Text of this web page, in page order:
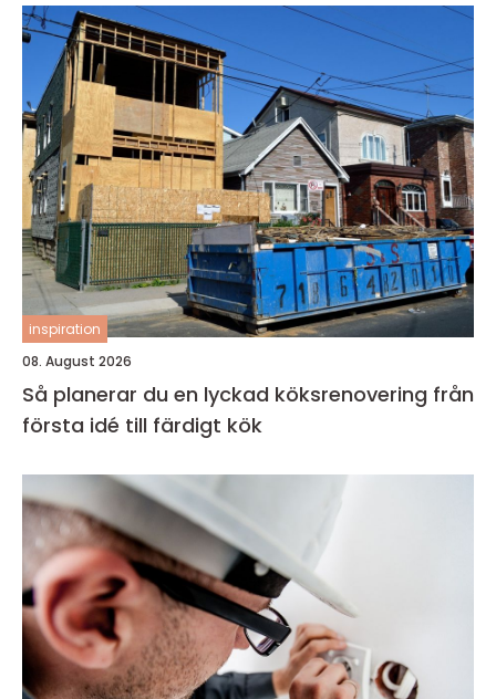
inspiration
08. August 2026
Så planerar du en lyckad köksrenovering från
första idé till färdigt kök